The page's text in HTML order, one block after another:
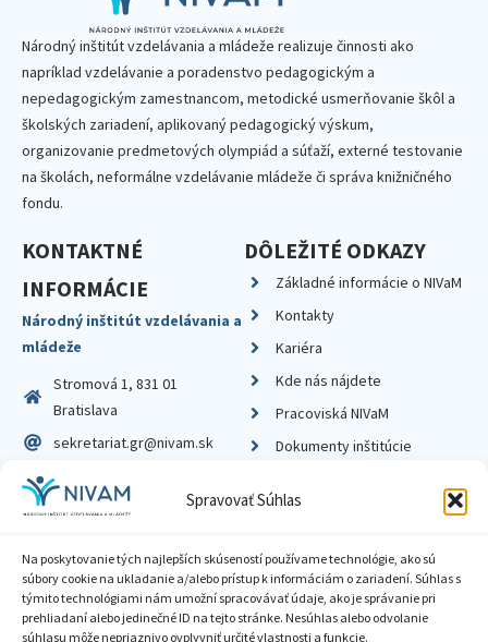
Spravovať Súhlas
Na poskytovanie tých najlepších skúseností používame technológie, ako sú
súbory cookie na ukladanie a/alebo prístup k informáciám o zariadení. Súhlas s
týmito technológiami nám umožní spracovávať údaje, ako je správanie pri
prehliadaní alebo jedinečné ID na tejto stránke. Nesúhlas alebo odvolanie
súhlasu môže nepriaznivo ovplyvniť určité vlastnosti a funkcie.
Národný inštitút vzdelávania a mládeže realizuje činnosti ako
napríklad vzdelávanie a poradenstvo pedagogickým a
nepedagogickým zamestnancom, metodické usmerňovanie škôl a
školských zariadení, aplikovaný pedagogický výskum,
organizovanie predmetových olympiád a súťaží, externé testovanie
na školách, neformálne vzdelávanie mládeže či správa knižničného
fondu.
KONTAKTNÉ
INFORMÁCIE
Národný inštitút vzdelávania a
mládeže
Stromová 1, 831 01
Bratislava
sekretariat.gr@nivam.sk
IČO: 00164348
DIČ: 2020798714
DÔLEŽITÉ ODKAZY
Základné informácie o NIVaM
Kontakty
Kariéra
Kde nás nájdete
Pracoviská NIVaM
Dokumenty inštitúcie
Zásady ochrany súkromia